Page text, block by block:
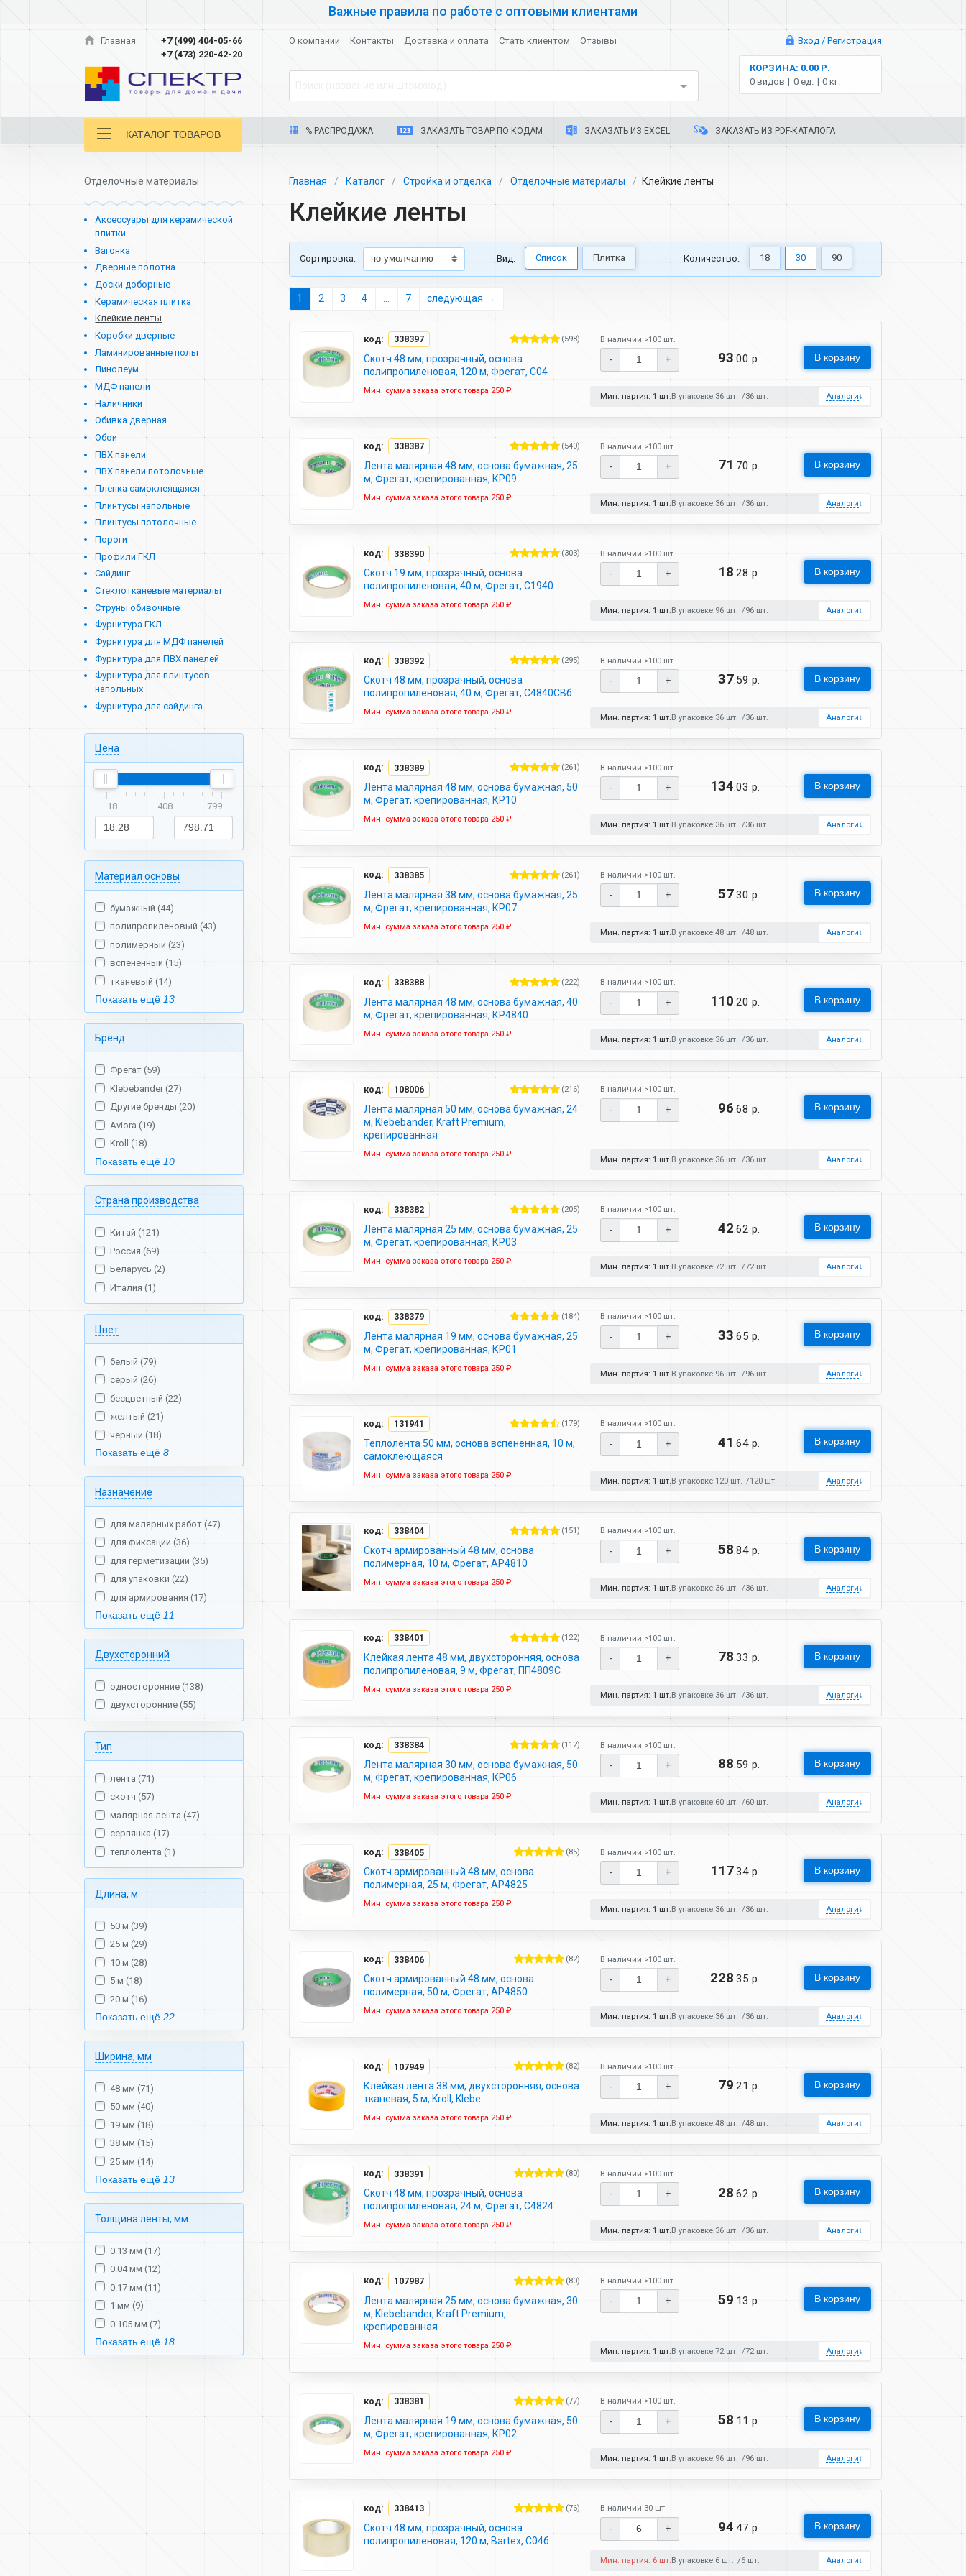
Важные правила по работе с оптовыми клиентами
Главная
+7 (499) 404-05-66
+7 (473) 220-42-20
О компании Контакты Доставка и оплата Стать клиентом Отзывы Вход / Регистрация
КОРЗИНА: 0.00 Р.
0 видов
0 ед. 0 кг.
КАТАЛОГ ТОВАРОВ % РАСПРОДАЖА ЗАКАЗАТЬ ТОВАР ПО КОДАМ ЗАКАЗАТЬ ИЗ EXCEL ЗАКАЗАТЬ ИЗ PDF-КАТАЛОГА
Отделочные материалы
Аксессуары для керамической
плитки
Вагонка
Дверные полотна
Доски доборные
Керамическая плитка
Клейкие ленты
Коробки дверные
Ламинированные полы
Линолеум
МДФ панели
Наличники
Обивка дверная
Обои
ПВХ панели
ПВХ панели потолочные
Пленка самоклеящаяся
Плинтусы напольные
Плинтусы потолочные
Пороги
Профили ГКЛ
Сайдинг
Стеклотканевые материалы
Струны обивочные
Фурнитура ГКЛ
Фурнитура для МДФ панелей
Фурнитура для ПВХ панелей
Фурнитура для плинтусов
напольных
Фурнитура для сайдинга
Цена
18 408 799
Материал основы
бумажный (44)
полипропиленовый (43)
полимерный (23)
вспененный (15)
тканевый (14)
Показать ещё 13
Бренд
Фрегат (59)
Klebebander (27)
Другие бренды (20)
Aviora (19)
Kroll (18)
Показать ещё 10
Страна производства
Китай (121)
Россия (69)
Беларусь (2)
Италия (1)
Цвет
белый (79)
серый (26)
бесцветный (22)
желтый (21)
черный (18)
Показать ещё 8
Назначение
для малярных работ (47)
для фиксации (36)
для герметизации (35)
для упаковки (22)
для армирования (17)
Показать ещё 11
Двухсторонний
односторонние (138)
двухсторонние (55)
Тип
лента (71)
скотч (57)
малярная лента (47)
серпянка (17)
теплолента (1)
Длина, м
50 м (39)
25 м (29)
10 м (28)
5 м (18)
20 м (16)
Показать ещё 22
Ширина, мм
48 мм (71)
50 мм (40)
19 мм (18)
38 мм (15)
25 мм (14)
Показать ещё 13
Толщина ленты, мм
0.13 мм (17)
0.04 мм (12)
0.17 мм (11)
1 мм (9)
0.105 мм (7)
Показать ещё 18
Главная Каталог Стройка и отделка Отделочные материалы Клейкие ленты
Клейкие ленты
Cортировка: Вид: Список Плитка Количество: 18 30 90
1 2 3 4 7 следующая →
код: 338397 (598)
Скотч 48 мм, прозрачный, основа
полипропиленовая, 120 м, Фрегат, С04
Мин. сумма заказа этого товара 250 ₽.
В наличии >100 шт.
- + 93.00 р. В корзину
Мин. партия: 1 шт. В упаковке:36 шт. 36 шт. Аналоги↓
код: 338387 (540)
Лента малярная 48 мм, основа бумажная, 25
м, Фрегат, крепированная, КР09
Мин. сумма заказа этого товара 250 ₽.
В наличии >100 шт.
- + 71.70 р. В корзину
Мин. партия: 1 шт. В упаковке:36 шт. 36 шт. Аналоги↓
код: 338390 (303)
Скотч 19 мм, прозрачный, основа
полипропиленовая, 40 м, Фрегат, С1940
Мин. сумма заказа этого товара 250 ₽.
В наличии >100 шт.
- + 18.28 р. В корзину
Мин. партия: 1 шт. В упаковке:96 шт. 96 шт. Аналоги↓
код: 338392 (295)
Скотч 48 мм, прозрачный, основа
полипропиленовая, 40 м, Фрегат, С4840СВб
Мин. сумма заказа этого товара 250 ₽.
В наличии >100 шт.
- + 37.59 р. В корзину
Мин. партия: 1 шт. В упаковке:36 шт. 36 шт. Аналоги↓
код: 338389 (261)
Лента малярная 48 мм, основа бумажная, 50
м, Фрегат, крепированная, КР10
Мин. сумма заказа этого товара 250 ₽.
В наличии >100 шт.
- + 134.03 р. В корзину
Мин. партия: 1 шт. В упаковке:36 шт. 36 шт. Аналоги↓
код: 338385 (261)
Лента малярная 38 мм, основа бумажная, 25
м, Фрегат, крепированная, КР07
Мин. сумма заказа этого товара 250 ₽.
В наличии >100 шт.
- + 57.30 р. В корзину
Мин. партия: 1 шт. В упаковке:48 шт. 48 шт. Аналоги↓
код: 338388 (222)
Лента малярная 48 мм, основа бумажная, 40
м, Фрегат, крепированная, КР4840
Мин. сумма заказа этого товара 250 ₽.
В наличии >100 шт.
- + 110.20 р. В корзину
Мин. партия: 1 шт.В упаковке:36 шт. 36 шт. Аналоги↓
код: 108006 (216)
Лента малярная 50 мм, основа бумажная, 24
м, Klebebander, Kraft Premium,
крепированная
Мин. сумма заказа этого товара 250 ₽.
В наличии >100 шт.
- + 96.68 р. В корзину
Мин. партия: 1 шт.В упаковке:36 шт. 36 шт. Аналоги↓
код: 338382 (205)
Лента малярная 25 мм, основа бумажная, 25
м, Фрегат, крепированная, КР03
Мин. сумма заказа этого товара 250 ₽.
В наличии >100 шт.
- + 42.62 р. В корзину
Мин. партия: 1 шт.В упаковке:72 шт. 72 шт. Аналоги↓
код: 338379 (184)
Лента малярная 19 мм, основа бумажная, 25
м, Фрегат, крепированная, КР01
Мин. сумма заказа этого товара 250 ₽.
В наличии >100 шт.
- + 33.65 р. В корзину
Мин. партия: 1 шт.В упаковке:96 шт. 96 шт. Аналоги↓
код: 131941 (179)
Теплолента 50 мм, основа вспененная, 10 м,
самоклеющаяся
Мин. сумма заказа этого товара 250 ₽.
В наличии >100 шт.
- + 41.64 р. В корзину
Мин. партия: 1 шт.В упаковке:120 шт. 120 шт. Аналоги↓
код: 338404 (151)
Скотч армированный 48 мм, основа
полимерная, 10 м, Фрегат, АР4810
Мин. сумма заказа этого товара 250 ₽.
В наличии >100 шт.
- + 58.84 р. В корзину
Мин. партия: 1 шт.В упаковке:36 шт. 36 шт. Аналоги↓
код: 338401 (122)
Клейкая лента 48 мм, двухсторонняя, основа
полипропиленовая, 9 м, Фрегат, ПП4809С
Мин. сумма заказа этого товара 250 ₽.
В наличии >100 шт.
- + 78.33 р. В корзину
Мин. партия: 1 шт. В упаковке:36 шт. 36 шт. Аналоги↓
код: 338384 (112)
Лента малярная 30 мм, основа бумажная, 50
м, Фрегат, крепированная, КР06
Мин. сумма заказа этого товара 250 ₽.
В наличии >100 шт.
- + 88.59 р. В корзину
Мин. партия: 1 шт. В упаковке:60 шт. 60 шт. Аналоги↓
код: 338405 (85)
Скотч армированный 48 мм, основа
полимерная, 25 м, Фрегат, АР4825
Мин. сумма заказа этого товара 250 ₽.
В наличии >100 шт.
- + 117.34 р. В корзину
Мин. партия: 1 шт. В упаковке:36 шт. 36 шт. Аналоги↓
код: 338406 (82)
Скотч армированный 48 мм, основа
полимерная, 50 м, Фрегат, АР4850
Мин. сумма заказа этого товара 250 ₽.
В наличии >100 шт.
- + 228.35 р. В корзину
Мин. партия: 1 шт. В упаковке:36 шт. 36 шт. Аналоги↓
код: 107949 (82)
Клейкая лента 38 мм, двухсторонняя, основа
тканевая, 5 м, Kroll, Klebe
Мин. сумма заказа этого товара 250 ₽.
В наличии >100 шт.
- + 79.21 р. В корзину
Мин. партия: 1 шт. В упаковке:48 шт. 48 шт. Аналоги↓
код: 338391 (80)
Скотч 48 мм, прозрачный, основа
полипропиленовая, 24 м, Фрегат, С4824
Мин. сумма заказа этого товара 250 ₽.
В наличии >100 шт.
- + 28 .62 р. В корзину
Мин. партия: 1 шт. В упаковке:36 шт. 36 шт. Аналоги↓
код: 107987 (80)
Лента малярная 25 мм, основа бумажная, 30
м, Klebebander, Kraft Premium,
крепированная
Мин. сумма заказа этого товара 250 ₽.
В наличии >100 шт.
- + 59 .13 р. В корзину
Мин. партия: 1 шт. В упаковке:72 шт. 72 шт. Аналоги↓
код: 338381 (77)
Лента малярная 19 мм, основа бумажная, 50
м, Фрегат, крепированная, КР02
Мин. сумма заказа этого товара 250 ₽.
В наличии >100 шт.
- + 58.11 р. В корзину
Мин. партия: 1 шт.В упаковке:96 шт. 96 шт. Аналоги↓
код: 338413 (76)
Скотч 48 мм, прозрачный, основа
полипропиленовая, 120 м, Bartex, С04б
В наличии 30 шт.
- + 94.47 р. В корзину
Мин. партия: 6 шт. В упаковке:6 шт. 6 шт. Аналоги↓